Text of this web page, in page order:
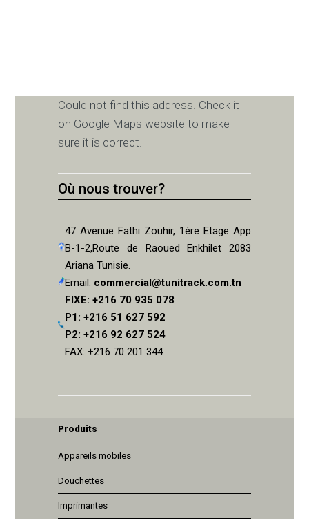
Could not find this address. Check it
on Google Maps website to make
sure it is correct.
Où nous trouver?
47 Avenue Fathi Zouhir, 1ére Etage App
B-1-2,Route de Raoued Enkhilet 2083
Ariana Tunisie.
Email: commercial@tunitrack.com.tn
FIXE: +216 70 935 078
P1: +216 51 627 592
P2: +216 92 627 524
FAX: +216 70 201 344
Produits
Appareils mobiles
Douchettes
Imprimantes